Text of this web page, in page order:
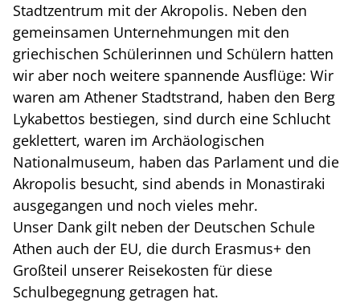
Stadtzentrum mit der Akropolis. Neben den
gemeinsamen Unternehmungen mit den
griechischen Schülerinnen und Schülern hatten
wir aber noch weitere spannende Ausflüge: Wir
waren am Athener Stadtstrand, haben den Berg
Lykabettos bestiegen, sind durch eine Schlucht
geklettert, waren im Archäologischen
Nationalmuseum, haben das Parlament und die
Akropolis besucht, sind abends in Monastiraki
ausgegangen und noch vieles mehr.
Unser Dank gilt neben der Deutschen Schule
Athen auch der EU, die durch Erasmus+ den
Großteil unserer Reisekosten für diese
Schulbegegnung getragen hat.